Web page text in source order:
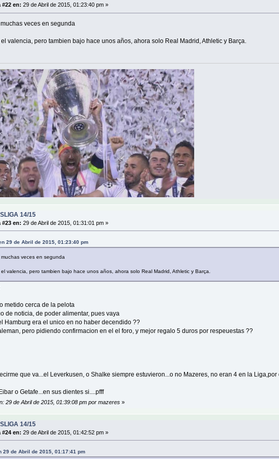
#22 en: 29 de Abril de 2015, 01:23:40 pm »
veces en segunda
el valencia, pero tambien bajo hace unos años, ahora solo Real Madrid, Athletic y Barça.
14/15
#23 en: 29 de Abril de 2015, 01:31:01 pm »
29 de Abril de 2015, 01:23:40 pm
veces en segunda
valencia, pero tambien bajo hace unos años, ahora solo Real Madrid, Athletic y Barça.
metido cerca de la pelota
de noticia, de poder alimentar, pues vaya
Hamburg era el unico en no haber decendido ??
pero pidiendo confirmacion en el el foro, y mejor regalo 5 duros por respeuestas ??
que va...el Leverkusen, o Shalke siempre estuvieron...o no Mazeres, no eran 4 en la
o Getafe...en sus dientes si....pfff
29 de Abril de 2015, 01:39:08 pm por mazeres »
14/15
#24 en: 29 de Abril de 2015, 01:42:52 pm »
29 de Abril de 2015, 01:17:41 pm